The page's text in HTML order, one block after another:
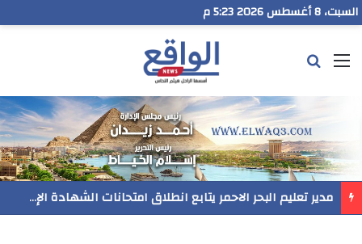
السبت، 8 أغسطس 2026 5:23 م
القائمة
مدير تعليم البحر الاحمر يتابع انطلاق امتحانات الشهادة الإعدادية ويؤكد: الانضباط